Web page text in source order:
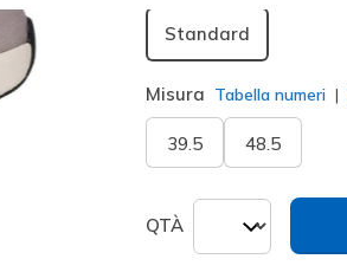
Standard
Misura Tabella numeri
39.5 48.5
QTÀ